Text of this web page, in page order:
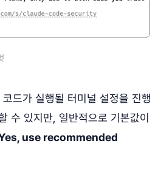
드가 실행될 터미널 설정을 진행
수 있지만, 일반적으로 기본값이
use recommended